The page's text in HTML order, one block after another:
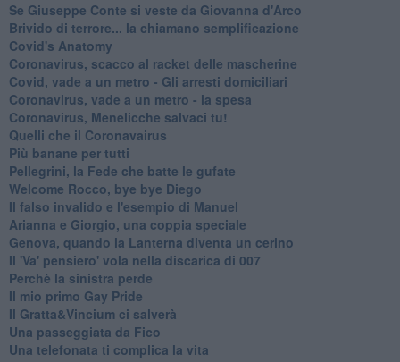
Se Giuseppe Conte si veste da Giovanna d'Arco
Brivido di terrore... la chiamano semplificazione
Covid's Anatomy
Coronavirus, scacco al racket delle mascherine
Covid, vade a un metro - Gli arresti domiciliari
Coronavirus, vade a un metro - la spesa
Coronavirus, Menelicche salvaci tu!
Quelli che il Coronavairus
Più banane per tutti
Pellegrini, la Fede che batte le gufate
Welcome Rocco, bye bye Diego
Il falso invalido e l'esempio di Manuel
Arianna e Giorgio, una coppia speciale
Genova, quando la Lanterna diventa un cerino
Il 'Va' pensiero' vola nella discarica di 007
Perchè la sinistra perde
Il mio primo Gay Pride
Il Gratta&Vincium ci salverà
Una passeggiata da Fico
Una telefonata ti complica la vita